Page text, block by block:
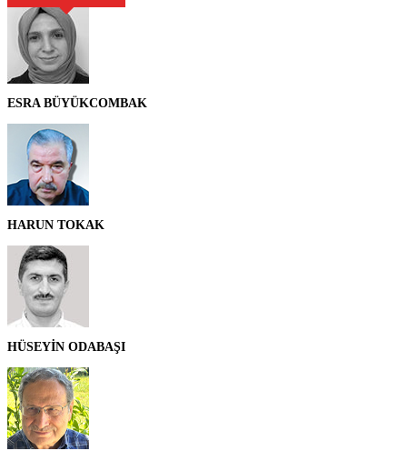
ESRA BÜYÜKCOMBAK
HARUN TOKAK
HÜSEYİN ODABAŞI